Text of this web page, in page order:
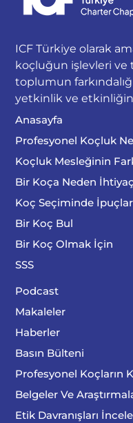
ICF Türkiye olarak
koçluğun işlevleri ve
toplumun
yetkinlik ve
Anasayfa
Profesyonel Koçluk
Koçluk Mesleğinin
Bir Koça Neden
Koç Seçiminde
Bir Koç Bul
Bir Koç Olmak İçin
SSS
Podcast
Makaleler
Haberler
Basın Bülteni
Profesyonel Koçların
Belgeler Ve
Etik Davranışları